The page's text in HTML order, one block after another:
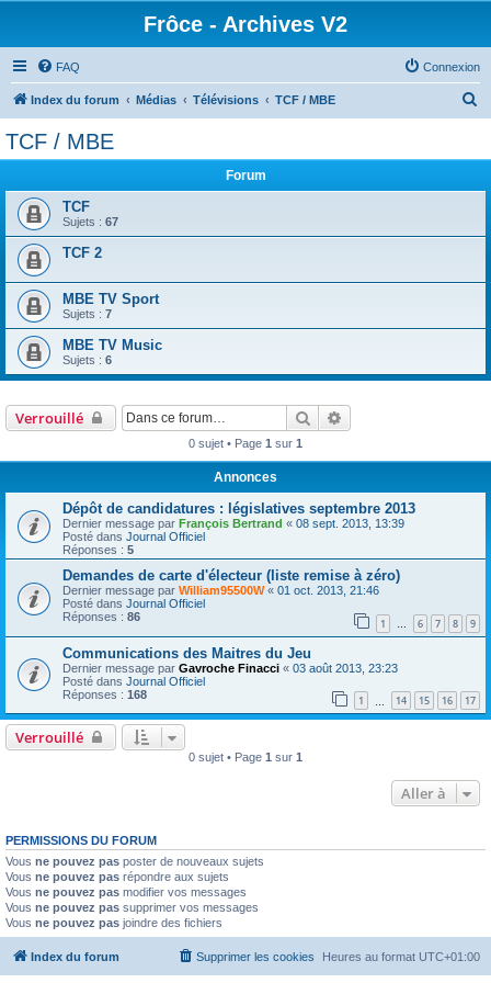
Frôce - Archives V2
FAQ Connexion
Index du forum Médias Télévisions TCF / MBE
h
TCF / MBE
Forum
TCF
Sujets : 67
TCF 2
MBE TV Sport
Sujets : 7
MBE TV Music
Sujets : 6
Verrouillé Rechercher
0 sujet • Page 1 sur 1
Annonces
Dépôt de candidatures : législatives septembre 2013
Dernier message par François Bertrand « 08 sept. 2013, 13:39
Posté dans Journal Officiel
Réponses : 5
Demandes de carte d'électeur (liste remise à zéro)
Dernier message par William95500W« 01 oct. 2013, 21:46
Posté dans Journal Officiel
Réponses : 86 1 … 6 7 8 9
Communications des Maitres du Jeu
Dernier message par Gavroche Finacci « 03 août 2013, 23:23
Posté dans Journal Officiel
Réponses : 168 1 14 15 16 17
Verrouillé
0 sujet • Page 1 sur 1
Aller à
PERMISSIONS DU FORUM
Vous ne pouvez pas poster de nouveaux sujets
Vous ne pouvez pas répondre aux sujets
Vous ne pouvez pas modifier vos messages
Vous ne pouvez pas supprimer vos messages
Vous ne pouvez pas joindre des fichiers
Index du forum Heures au format UTC+01:00
Supprimer les cookies